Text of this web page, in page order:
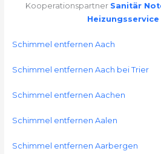
Kooperationspartner Sanitär
Heizungsservice
Schimmel entfernen Aach
Schimmel entfernen Aach bei Trier
Schimmel entfernen Aachen
Schimmel entfernen Aalen
Schimmel entfernen Aarbergen